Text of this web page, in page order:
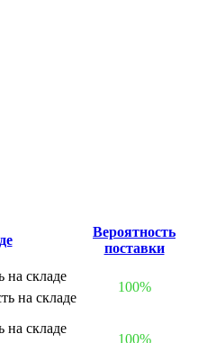
Вероятность
поставки
100%
100%